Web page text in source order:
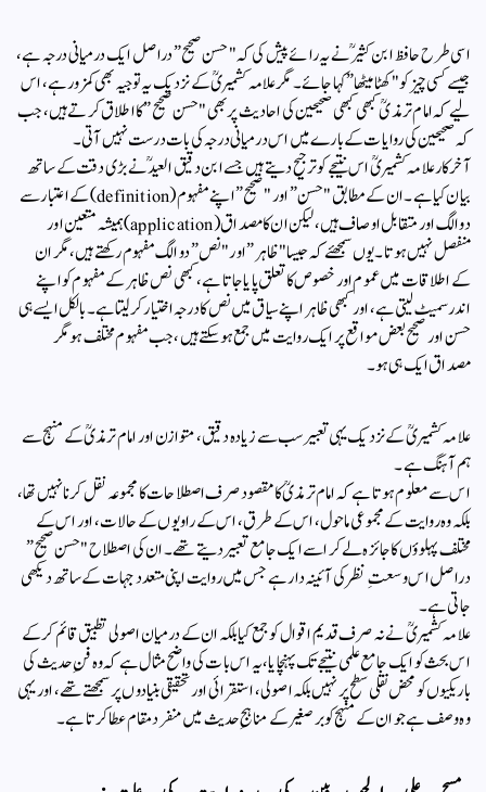
اسی طرح حافظ ابن کثیرؒ نے یہ رائے پیش کی کہ "حسن صحیح” دراصل ایک درمیانی درجہ ہے،
جیسے کسی چیز کو "کھٹا میٹھا” کہا جائے۔ مگر علامہ کشمیریؒ کے نزدیک یہ توجیہ بھی کمزور ہے، اس
لیے کہ امام ترمذیؒ کبھی کبھی صحیحین کی احادیث پر بھی "حسن صحیح” کا اطلاق کرتے ہیں، جب
کہ صحیحین کی روایات کے بارے میں اس درمیانی درجہ کی بات درست نہیں آتی۔
آخرکار علامہ کشمیریؒ اس نتیجے کو ترجیح دیتے ہیں جسے ابن دقیق العیدؒ نے بڑی دقت کے ساتھ
بیان کیا ہے۔ ان کے مطابق "حسن” اور "صحیح” اپنے مفہوم (definition) کے اعتبار سے
دو الگ اور متقابل اوصاف ہیں، لیکن ان کا مصداق (application) ہمیشہ متعین اور
منفصل نہیں ہوتا۔ یوں سمجھئے کہ جیسا "ظاہر” اور "نص” دو الگ مفہوم رکھتے ہیں، مگر ان
کے اطلاقات میں عموم اور خصوص کا تعلق پایا جاتا ہے، کبھی نص ظاہر کے مفہوم کو اپنے
اندر سمیٹ لیتى ہے، اور کبھی ظاہر اپنے سیاق میں نص کا درجہ اختیار کر لیتا ہے۔ بالکل ایسے ہی
حسن اور صحیح بعض مواقع پر ایک روایت میں جمع ہو سکتے ہیں، جب مفہوم مختلف ہو مگر
مصداق ایک ہی ہو۔
علامہ کشمیریؒ کے نزدیک یہی تعبیر سب سے زیادہ دقیق، متوازن اور امام ترمذیؒ کے منہج سے
ہم آہنگ ہے ۔
اس سے معلوم ہوتا ہے کہ امام ترمذیؒ کا مقصود صرف اصطلاحات کا مجموعہ نقل کرنا نہیں تھا،
بلکہ وہ روایت کے مجموعی ماحول، اس کے طرق، اس کے راویوں کے حالات، اور اس کے
مختلف پہلوؤں کا جائزہ لے کر اسے ایک جامع تعبیر دیتے تھے۔ ان کی اصطلاح "حسن صحیح”
دراصل اس وسعتِ نظر کی آئینہ دار ہے جس میں روایت اپنی متعدد جہات کے ساتھ دیکھی
جاتی ہے۔
علامہ کشمیریؒ نے نہ صرف قدیم اقوال کو جمع کیا بلکہ ان کے درمیان اصولی تطبیق قائم کر کے
اس بحث کو ایک جامع علمی نتیجے تک پہنچایا، یہ اس بات کی واضح مثال ہے کہ وہ فنِ حدیث کی
باریکیوں کو محض نقلی سطح پر نہیں بلکہ اصولی، استقرائی اور تحقیقی بنیادوں پر سمجھتے تھے، اور یہی
وہ وصف ہے جو ان کے منہج کو برصغیر کے مناہجِ حدیث میں منفرد مقام عطا کرتا ہے۔